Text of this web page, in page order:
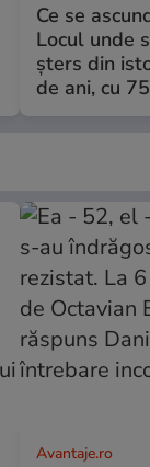
Ce se
Locul unde
șters din
de ani, cu
Avantaje.ro